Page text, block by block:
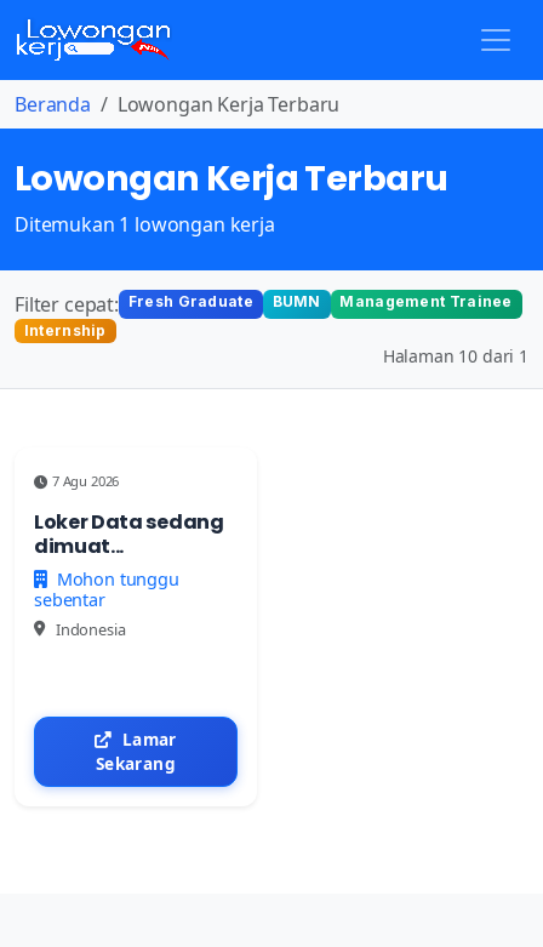
Beranda Lowongan Kerja Terbaru
Lowongan Kerja Terbaru
Ditemukan 1 lowongan kerja
Filter cepat: Fresh Graduate BUMN
Management Trainee
Internship
Halaman 10 dari 1
7 Agu 2026
Loker Data sedang
dimuat...
Mohon tunggu
sebentar
Indonesia
Lamar
Sekarang